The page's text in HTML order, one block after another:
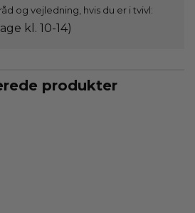
og vejledning, hvis du er i tvivl:
kl. 10-14)
produkter